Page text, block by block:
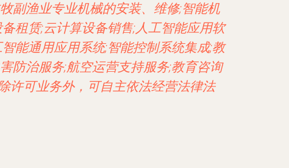
副渔业专业机械的安装、维修;智能机
租赁;云计算设备销售;人工智能应用软
能通用应用系统;智能控制系统集成;教
防治服务;航空运营支持服务;教育咨询
许可业务外，可自主依法经营法律法